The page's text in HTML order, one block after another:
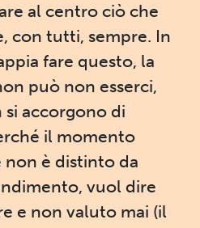
al centro ciò che
con tutti, sempre. In
fare questo, la
può non esserci,
accorgono di
il momento
è distinto da
vuol dire
e non valuto mai (il